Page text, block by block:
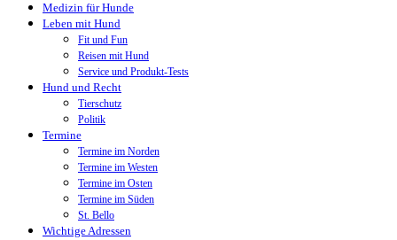
Medizin für Hunde
Leben mit Hund
Fit und Fun
Reisen mit Hund
Service und Produkt-Tests
Hund und Recht
Tierschutz
Politik
Termine
Termine im Norden
Termine im Westen
Termine im Osten
Termine im Süden
St. Bello
Wichtige Adressen